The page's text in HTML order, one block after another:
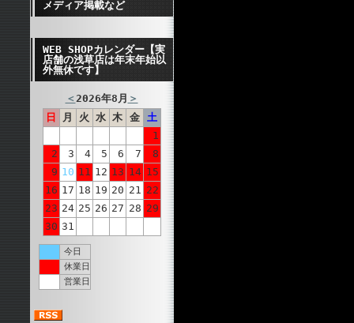
メディア掲載など
WEB SHOPカレンダー【実
店舗の浅草店は年末年始以
外無休です】
＜2026年8月 ＞
日
月 火 水 木 金
土
1
2
3 4 5 6 7
8
9 10 11 12 13 14 15
16 17 18 19 20 21 22
23 24 25 26 27 28 29
30 31
今日
休業日
営業日